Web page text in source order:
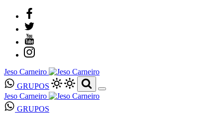
Jeso Carneiro
GRUPOS
Jeso Carneiro
GRUPOS